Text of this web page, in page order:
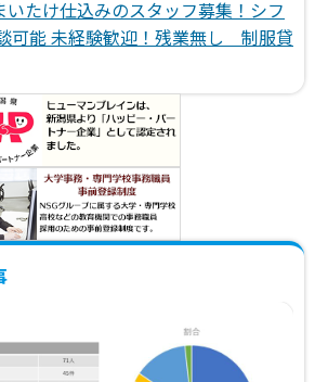
たけ仕込みのスタッフ募集！シフ
可能 未経験歓迎！残業無し 制服貸